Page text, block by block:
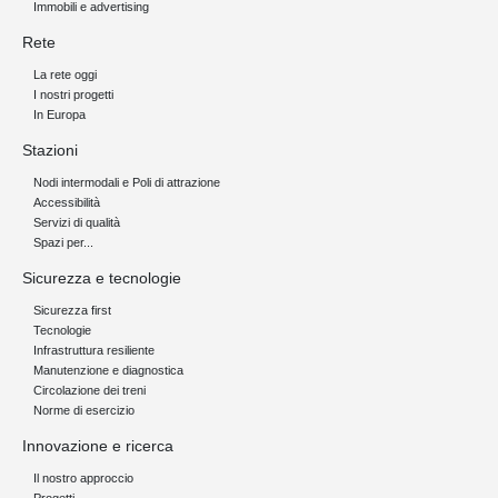
per le verifiche delle cause di esclusione sulla base di
normativa vigente (D.Lgs. n.159/2011 e s.m.i.); dati
riguardanti l’assolvimento degli obblighi contributivi e fiscali.
Il trattamento dei dati giudiziari è svolto unicamente
alla normativa vigente in materia di contratti pubblici
ovvero in caso di stipula dei protocolli di legalità.
• Dati personali relativi al rapporto di coniugio, unione
civile o convivenza
UE 2016/679): eventualmente forniti nei moduli utilizzati per
lo svolgimento delle verifiche preliminari.
I predetti dati saranno trattati con supporti informatici e
riservatezza.
III. Finalità del Trattamento
In questa sezione le indichiamo perché le chiediamo i suoi
dati
gestione del Portale Acquisti/ Sistema di Qualificazione, per
per il perfezionamento e l’esecuzione dei Contratti, per la
Immobili e advertising
Rete
La rete oggi
I nostri progetti
In Europa
Stazioni
Nodi intermodali e Poli di attrazione
Accessibilità
Servizi di qualità
Spazi per...
Sicurezza e tecnologie
Sicurezza first
Tecnologie
Infrastruttura resiliente
Manutenzione e diagnostica
Circolazione dei treni
Norme di esercizio
Innovazione e ricerca
Il nostro approccio